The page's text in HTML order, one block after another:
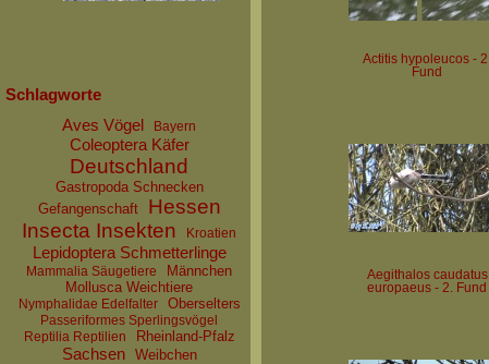
Schlagworte
Aves Vögel
Bayern
Coleoptera Käfer
Deutschland
Gastropoda Schnecken
Gefangenschaft
Hessen
Insecta Insekten
Kroatien
Lepidoptera Schmetterlinge
Mammalia Säugetiere
Männchen
Mollusca Weichtiere
Nymphalidae Edelfalter Oberselters
Passeriformes Sperlingsvögel
Reptilia Reptilien
Rheinland-Pfalz
Sachsen Weibchen
Actitis hypoleucos - 2.
Fund
Aegithalos caudatus
europaeus - 2. Fund